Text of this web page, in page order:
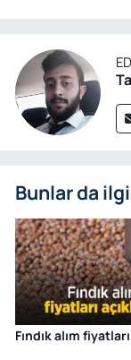
Bunlar da
Fındık alım